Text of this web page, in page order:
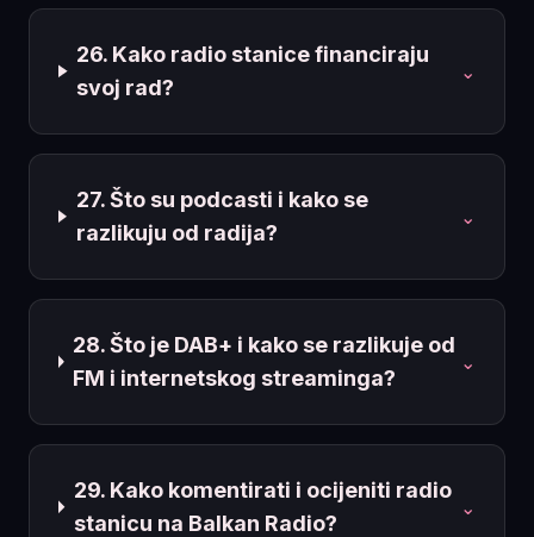
26. Kako radio stanice financiraju
svoj rad?
⌄
27. Što su podcasti i kako se
razlikuju od radija?
⌄
28. Što je DAB+ i kako se razlikuje od
FM i internetskog streaminga?
⌄
29. Kako komentirati i ocijeniti radio
stanicu na Balkan Radio?
⌄